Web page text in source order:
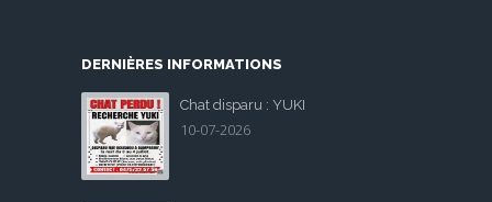
DERNIÈRES INFORMATIONS
Chat disparu : YUKI
10-07-2026